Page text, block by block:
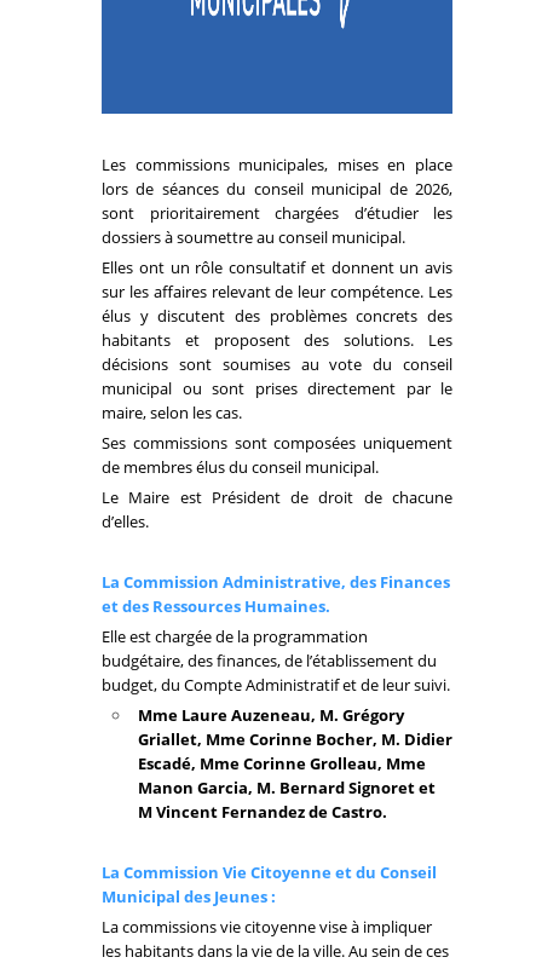
Les commissions municipales, mises en place
lors de séances du conseil municipal de 2026,
sont prioritairement chargées d’étudier les
dossiers à soumettre au conseil municipal.
Elles ont un rôle consultatif et donnent un avis
sur les affaires relevant de leur compétence. Les
élus y discutent des problèmes concrets des
habitants et proposent des solutions. Les
décisions sont soumises au vote du conseil
municipal ou sont prises directement par le
maire, selon les cas.
Ses commissions sont composées uniquement
de membres élus du conseil municipal.
Le Maire est Président de droit de chacune
d’elles.
La Commission Administrative, des Finances
et des Ressources Humaines.
Elle est chargée de la programmation
budgétaire, des finances, de l’établissement du
budget, du Compte Administratif et de leur suivi.
Mme Laure Auzeneau, M. Grégory
Griallet, Mme Corinne Bocher, M. Didier
Escadé, Mme Corinne Grolleau, Mme
Manon Garcia, M. Bernard Signoret et
M Vincent Fernandez de Castro.
La Commission Vie Citoyenne et du Conseil
Municipal des Jeunes :
La commissions vie citoyenne vise à impliquer
les habitants dans la vie de la ville. Au sein de ces